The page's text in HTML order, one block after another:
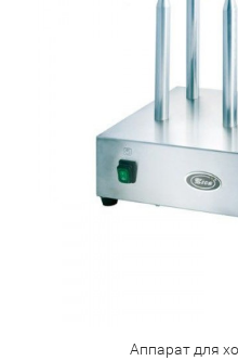
Аппарат для